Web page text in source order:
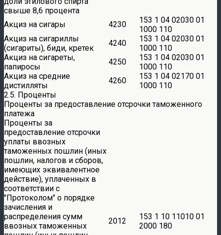
свыше 8,6 процента
Акциз на сигары 4230
153 1 04 02030 01
1000 110
Акциз на сигариллы
(сигариты), биди, кретек
4240
153 1 04 02030 01
1000 110
Акциз на сигареты,
папиросы
4250
153 1 04 02030 01
1000 110
Акциз на средние
дистилляты
4260
153 1 04 02170 01
1000 110
2.5. Проценты
Проценты за предоставление отсрочки таможенного
платежа
Проценты за
предоставление отсрочки
уплаты ввозных
таможенных пошлин (иных
пошлин, налогов и сборов,
имеющих эквивалентное
действие), уплаченных в
соответствии с
Протоколом о порядке
зачисления и
распределения сумм
ввозных таможенных
2012
153 1 10 11010 01
2000 180